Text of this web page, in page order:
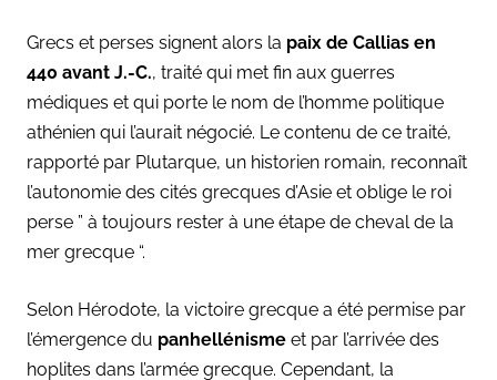
Grecs et perses signent alors la paix de Callias en
440 avant J.-C., traité qui met fin aux guerres
médiques et qui porte le nom de l’homme politique
athénien qui l’aurait négocié. Le contenu de ce traité,
rapporté par Plutarque, un historien romain, reconnaît
l’autonomie des cités grecques d’Asie et oblige le roi
perse ” à toujours rester à une étape de cheval de la
mer grecque “.
Selon Hérodote, la victoire grecque a été permise par
l’émergence du panhellénisme et par l’arrivée des
hoplites dans l’armée grecque. Cependant, la